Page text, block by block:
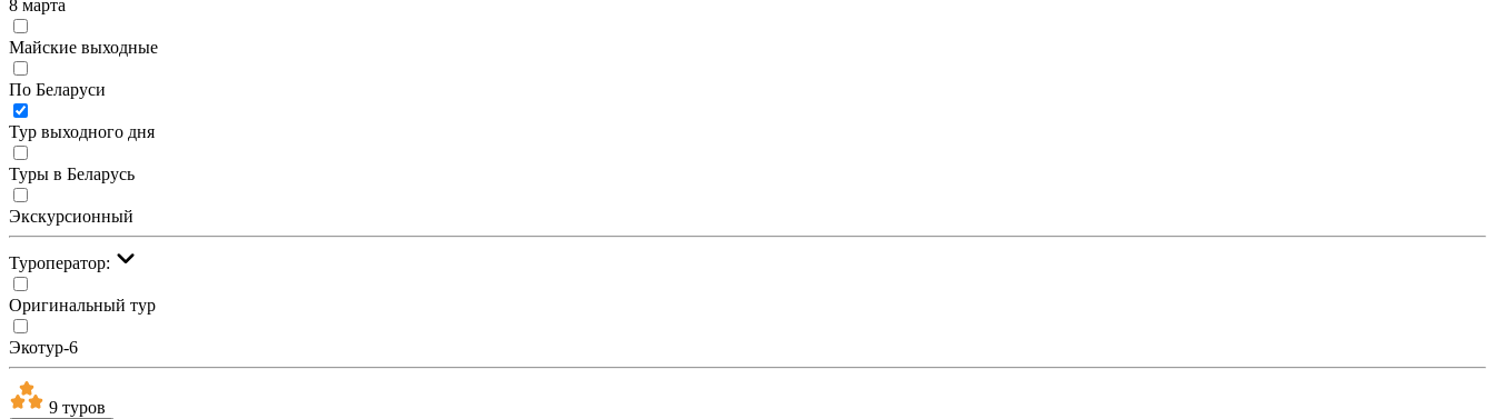
8 марта
Майские выходные
По Беларуси
Тур выходного дня
Туры в Беларусь
Экскурсионный
Туроператор:
Оригинальный тур
Экотур-6
9 туров